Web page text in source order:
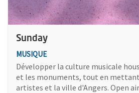
Sunday
MUSIQUE
Développer la culture musicale
et les monuments, tout en
artistes et la ville d'Angers. Open